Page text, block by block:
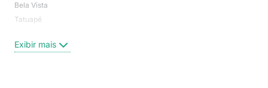
Bela Vista
Tatuapé
Centro
Exibir mais